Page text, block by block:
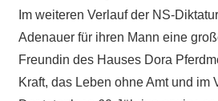
Im weiteren Verlauf der NS-
Adenauer für ihren Mann eine
Freundin des Hauses Dora
Kraft, das Leben ohne Amt und im